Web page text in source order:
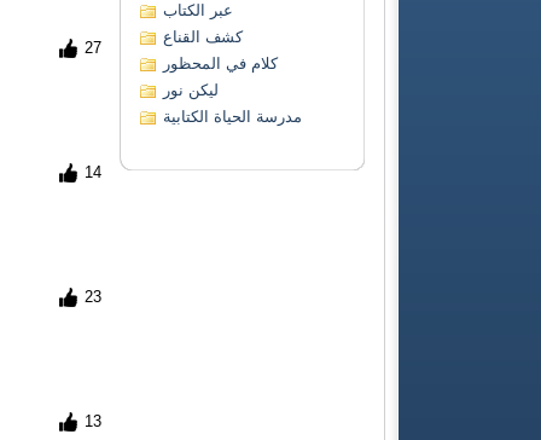
27
14
23
13
عبر الكتاب
كشف القناع
كلام في المحظور
ليكن نور
مدرسة الحياة الكتابية